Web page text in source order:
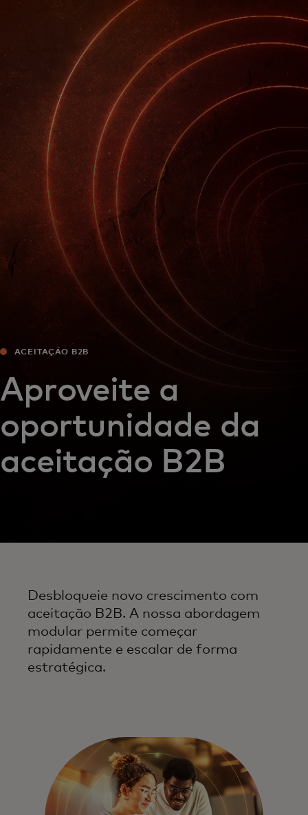
Para ti
Para empresas
Para o mundo
Para inovadores
Notícias e tendências
ACEITAÇÃO B2B
Aproveite a
oportunidade da
aceitação B2B
Desbloqueie novo crescimento com
aceitação B2B. A nossa abordagem
modular permite começar
rapidamente e escalar de forma
estratégica.